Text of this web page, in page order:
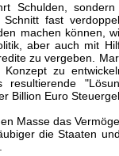
Schulden,
fast
machen können,
aber auch mit
zu vergeben.
zu
Billion Euro
Masse das
die Staaten